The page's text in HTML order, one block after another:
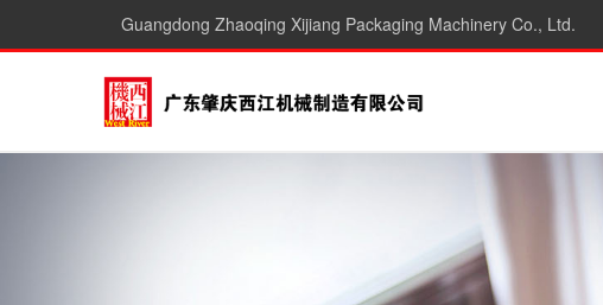
Guangdong Zhaoqing Xijiang Packaging Machinery Co., Ltd.